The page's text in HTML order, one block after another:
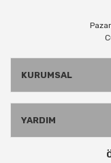
KURUMSAL
YARDIM